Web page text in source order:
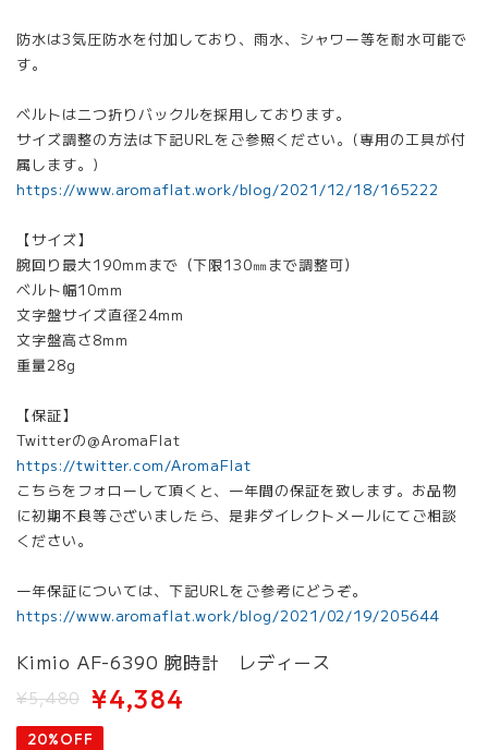
防水は3気圧防水を付加しており、雨水、シャワー等を耐水可能で
す。
ベルトは二つ折りバックルを採用しております。
サイズ調整の方法は下記URLをご参照ください。(専用の工具が付
属します。)
https://www.aromaflat.work/blog/2021/12/18/165222
【サイズ】
腕回り最大190mmまで（下限130㎜まで調整可）
ベルト幅10mm
文字盤サイズ直径24mm
文字盤高さ8mm
重量28g
【保証】
Twitterの@AromaFlat
https://twitter.com/AromaFlat
こちらをフォローして頂くと、一年間の保証を致します。お品物
に初期不良等ございましたら、是非ダイレクトメールにてご相談
ください。
一年保証については、下記URLをご参考にどうぞ。
https://www.aromaflat.work/blog/2021/02/19/205644
Kimio AF-6390 腕時計 レディース
¥5,480 ¥4,384
20%OFF